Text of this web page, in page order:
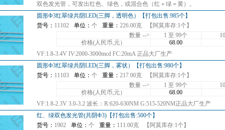
双色发光管，可发出红色、绿色，或混合色（红＋绿＝黄）。
圆形Φ3红翠绿共阴LED(三脚，透明色）【打包出售:985个】
货号： 11102 单位： 个 重量： 226.00克
【阿莫库存:1个】
数量 -->
1 至 99个
价格(人民币,元）
68.00
VF:1.8-3.4V IV:2000-3000mcd FC:20mA 正品大厂生产
圆形Φ3红翠绿共阴LED(三脚，雾状）【打包出售:980个】
货号： 11103 单位： 个 重量： 217.00克
【阿莫库存:1个】
数量 -->
1 至 99个
价格(人民币,元）
68.00
VF:1.8-2.3V 3.0-3.2 波长：R:620-630NM G:515-520NM正品大厂生产
红、绿双色发光管(共阴Φ3)【打包出售:500个】
货号： 1902 单位： 个 重量： 111.00克
【阿莫库存:1个】